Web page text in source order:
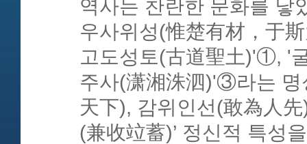
역사는 찬란한 문화를 낳
우사위성(惟楚有材，于
고도성토(古道聖土)'①, '
주사(潇湘洙泗)'③라는 명
天下), 감위인선(敢為人
(兼收竝蓄)’ 정신적 특성